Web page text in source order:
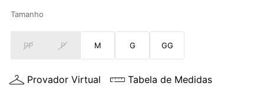
Tamanho
PP P M G GG
Provador Virtual Tabela de Medidas